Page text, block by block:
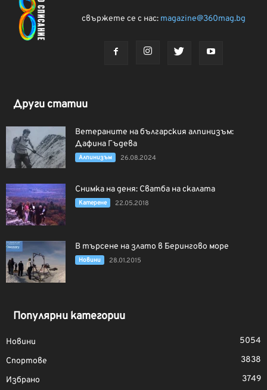
свържете се с нас: magazine@360mag.bg
Други статии
Ветераните на българския алпинизъм:
Дафина Гъдева
Алпинизъм 26.08.2024
Снимка на деня: Сватба на скалата
Катерене 22.05.2018
В търсене на злато в Берингово море
Новини 28.01.2015
Популярни категории
Новини
5054
Спортове
3838
Избрано
3749